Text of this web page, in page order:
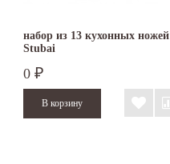
набор из 13 кухонных ножей
Stubai
0 ₽